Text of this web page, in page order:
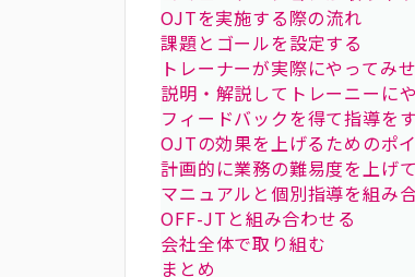
OJTを実施する際の流れ
課題とゴールを設定する
トレーナーが実際にやってみ
説明・解説してトレーニーに
フィードバックを得て指導を
OJTの効果を上げるためのポ
計画的に業務の難易度を上げ
マニュアルと個別指導を組み
OFF-JTと組み合わせる
会社全体で取り組む
まとめ